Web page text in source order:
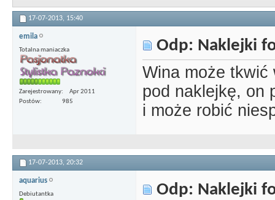
17-07-2013, 15:40
emila
Totalna maniaczka
Zarejestrowany
Apr 2011
Postów
985
Odp: Naklejki
Wina może tkwić
pod naklejkę, on
i może robić
17-07-2013, 20:32
aquarius
Debiutantka Odp: Naklejki